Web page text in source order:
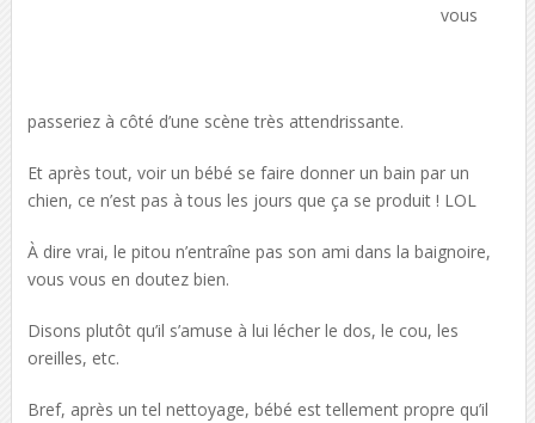
vous
passeriez à côté d’une scène très attendrissante.
Et après tout, voir un bébé se faire donner un bain par un
chien, ce n’est pas à tous les jours que ça se produit ! LOL
À dire vrai, le pitou n’entraîne pas son ami dans la baignoire,
vous vous en doutez bien.
Disons plutôt qu’il s’amuse à lui lécher le dos, le cou, les
oreilles, etc.
Bref, après un tel nettoyage, bébé est tellement propre qu’il